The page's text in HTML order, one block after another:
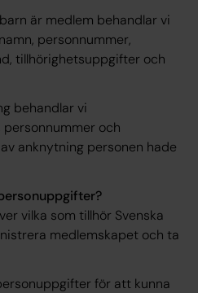
är medlem behandlar vi
personnummer,
tillhörighetsuppgifter och
behandlar vi
och
anknytning personen hade
vilka som tillhör Svenska
medlemskapet och ta
för att kunna